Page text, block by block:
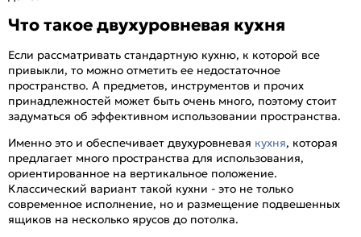
Что такое двухуровневая кухня
Если рассматривать стандартную кухню, к которой все
привыкли, то можно отметить ее недостаточное
пространство. А предметов, инструментов и прочих
принадлежностей может быть очень много, поэтому стоит
задуматься об эффективном использовании пространства.
Именно это и обеспечивает двухуровневая кухня, которая
предлагает много пространства для использования,
ориентированное на вертикальное положение.
Классический вариант такой кухни - это не только
современное исполнение, но и размещение подвешенных
ящиков на несколько ярусов до потолка.